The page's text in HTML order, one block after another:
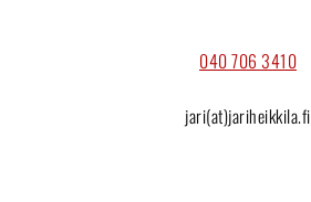
040 706 3410
jari(at)jariheikkila.fi